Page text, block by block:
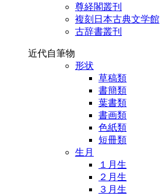
尊経閣叢刊
複刻日本古典文学館
古辞書叢刊
近代自筆物
形状
草稿類
書簡類
葉書類
書画類
色紙類
短冊類
生月
１月生
２月生
３月生